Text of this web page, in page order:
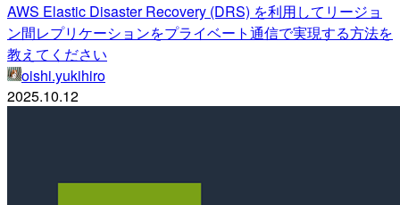
AWS Elastic Disaster Recovery (DRS) を利用してリージョ
ン間レプリケーションをプライベート通信で実現する方法を
教えてください
oishi.yukihiro
2025.10.12